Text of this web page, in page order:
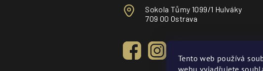
Tento web používá
webu vyjadřujete
Sokola Tůmy 1099/1 Hulváky
709 00 Ostrava